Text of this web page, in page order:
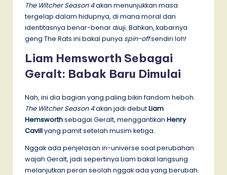
The Witcher Season 4akan menunjukkan masa
tergelap dalam hidupnya, di mana moral dan
identitasnya benar-benar diuji. Bahkan, kabarnya
geng The Rats ini bakal punya spin-offsendiri loh!
Liam Hemsworth Sebagai
Geralt: Babak Baru Dimulai
Nah, ini dia bagian yang paling bikin fandom heboh.
The Witcher Season 4akan jadi debutLiam
Hemsworthsebagai Geralt, menggantikan Henry
Cavillyang pamit setelah musim ketiga.
Nggak ada penjelasan in-universe soal perubahan
wajah Geralt, jadi sepertinya Liam bakal langsung
melanjutkan peran seolah nggak ada yang berubah.